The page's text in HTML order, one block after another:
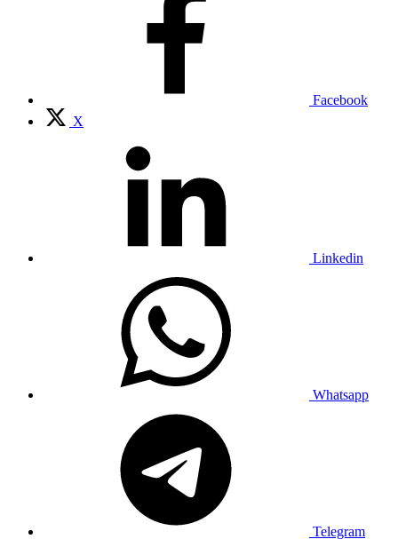
Facebook
X
Linkedin
Whatsapp
Telegram